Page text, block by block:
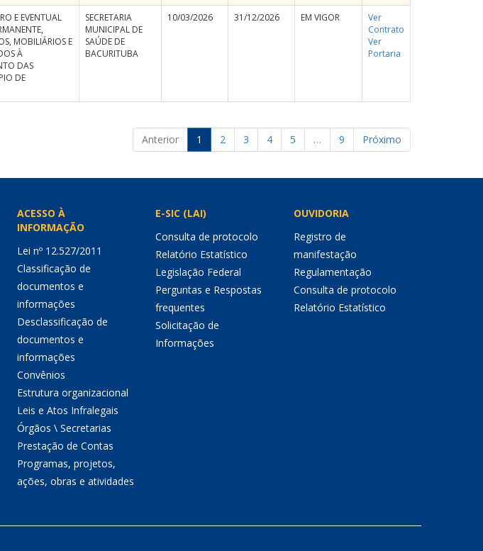
E EVENTUAL
MOBILIÁRIOS E
À
DAS
DE
SECRETARIA
MUNICIPAL DE
SAÚDE DE
BACURITUBA
10/03/2026 31/12/2026 EM VIGOR
Ver
Contrato
Ver
Portaria
Anterior
1 2 3 4 5 … 9 Próximo
ACESSO À
INFORMAÇÃO
Lei nº 12.527/2011
Classificação de
documentos e
informações
Desclassificação de
documentos e
informações
Convênios
Estrutura organizacional
Leis e Atos Infralegais
Órgãos \ Secretarias
Prestação de Contas
Programas, projetos,
ações, obras e atividades
E-SIC (LAI)
Consulta de protocolo
Relatório Estatístico
Legislação Federal
Perguntas e Respostas
frequentes
Solicitação de
Informações
OUVIDORIA
Registro de
manifestação
Regulamentação
Consulta de protocolo
Relatório Estatístico